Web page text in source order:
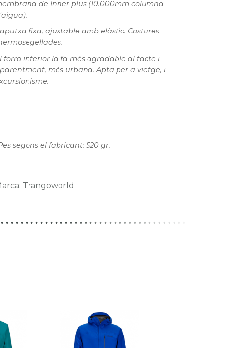
Trangoworld
de Inner plus (10.000mm columna
fixa, ajustable amb elàstic. Costures
forro interior la fa més agradable al tacte i
més urbana. Apta per a viatge, i
segons el fabricant: 520 gr.